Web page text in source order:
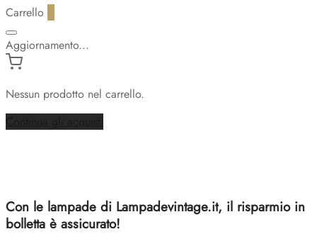
Carrello
Aggiornamento...
Nessun prodotto nel carrello.
Con le lampade di Lampadevintage.it, il risparmio in
bolletta è assicurato!